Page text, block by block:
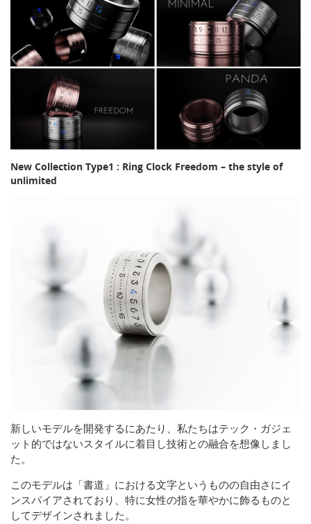
New Collection Type1 : Ring Clock Freedom – the style of
unlimited
新しいモデルを開発するにあたり、私たちはテック・ガジェ
ット的ではないスタイルに着目し技術との融合を想像しまし
た。
このモデルは「書道」における文字というものの自由さにイ
ンスパイアされており、特に女性の指を華やかに飾るものと
してデザインされました。